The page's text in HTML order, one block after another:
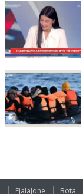
FjalaJone Bota